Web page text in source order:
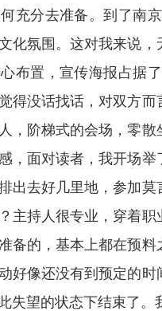
充分去准备。到了南
化氛围。这对我来说
布置，宣传海报占据
没话找话，对双方
，阶梯式的会场，零
，面对读者，我开场
出去好几里地，参加
主持人很专业，穿着
备的，基本上都在预
好像还没有到预定的
失望的状态下结束了